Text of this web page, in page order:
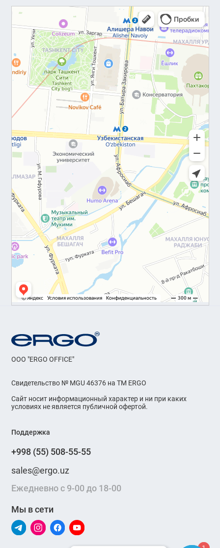
OOO "ERGO OFFICE"
Свидетельство № MGU 46376 на ТМ ERGO
Сайт носит информационный характер и ни при каких
условиях не является публичной офертой.
Поддержка
+998 (55) 508-55-55
sales@ergo.uz
Ежедневно с 9-00 до 18-00
Мы в сети